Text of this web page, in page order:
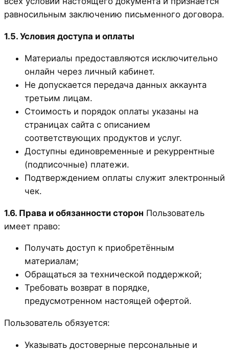
равносильным заключению письменного договора.
1.5. Условия доступа и оплаты
Материалы предоставляются исключительно
онлайн через личный кабинет.
Не допускается передача данных аккаунта
третьим лицам.
Стоимость и порядок оплаты указаны на
страницах сайта с описанием
соответствующих продуктов и услуг.
Доступны единовременные и рекуррентные
(подписочные) платежи.
Подтверждением оплаты служит электронный
чек.
1.6. Права и обязанности сторон Пользователь
имеет право:
Получать доступ к приобретённым
материалам;
Обращаться за технической поддержкой;
Требовать возврат в порядке,
предусмотренном настоящей офертой.
Пользователь обязуется:
Указывать достоверные персональные и